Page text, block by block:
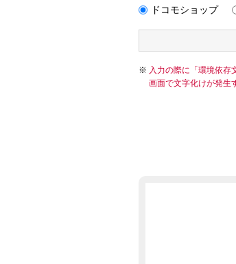
ドコモショップ
入力の際に「環境依存
画面で文字化けが発生